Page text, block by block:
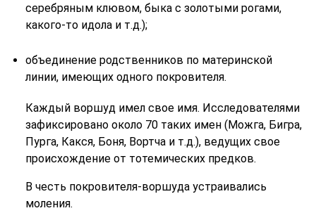
серебряным клювом, быка с золотыми рогами,
какого-то идола и т.д.);
объединение родственников по материнской
линии, имеющих одного покровителя.
Каждый воршуд имел свое имя. Исследователями
зафиксировано около 70 таких имен (Можга, Бигра,
Пурга, Какся, Боня, Вортча и т.д.), ведущих свое
происхождение от тотемических предков.
В честь покровителя-воршуда устраивались
моления.